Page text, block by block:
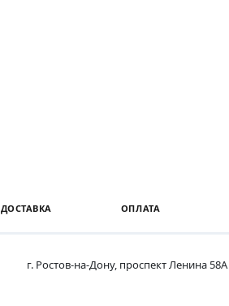
ДОСТАВКА ОПЛАТА
г. Ростов-на-Дону, проспект Ленина 58А